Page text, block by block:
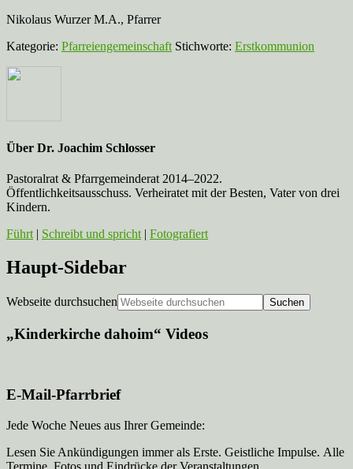
Nikolaus Wurzer M.A., Pfarrer
Kategorie: Pfarreiengemeinschaft Stichworte: Erstkommunion
Über Dr. Joachim Schlosser
Pastoralrat & Pfarrgemeinderat 2014–2022.
Öffentlichkeitsausschuss. Verheiratet mit der Besten, Vater von drei
Kindern.
Führt | Schreibt und spricht | Fotografiert
Haupt-Sidebar
Webseite durchsuchen
„Kinderkirche dahoim“ Videos
E-Mail-Pfarrbrief
Jede Woche Neues aus Ihrer Gemeinde:
Lesen Sie Ankündigungen immer als Erste. Geistliche Impulse. Alle
Termine, Fotos und Eindrücke der Veranstaltungen.